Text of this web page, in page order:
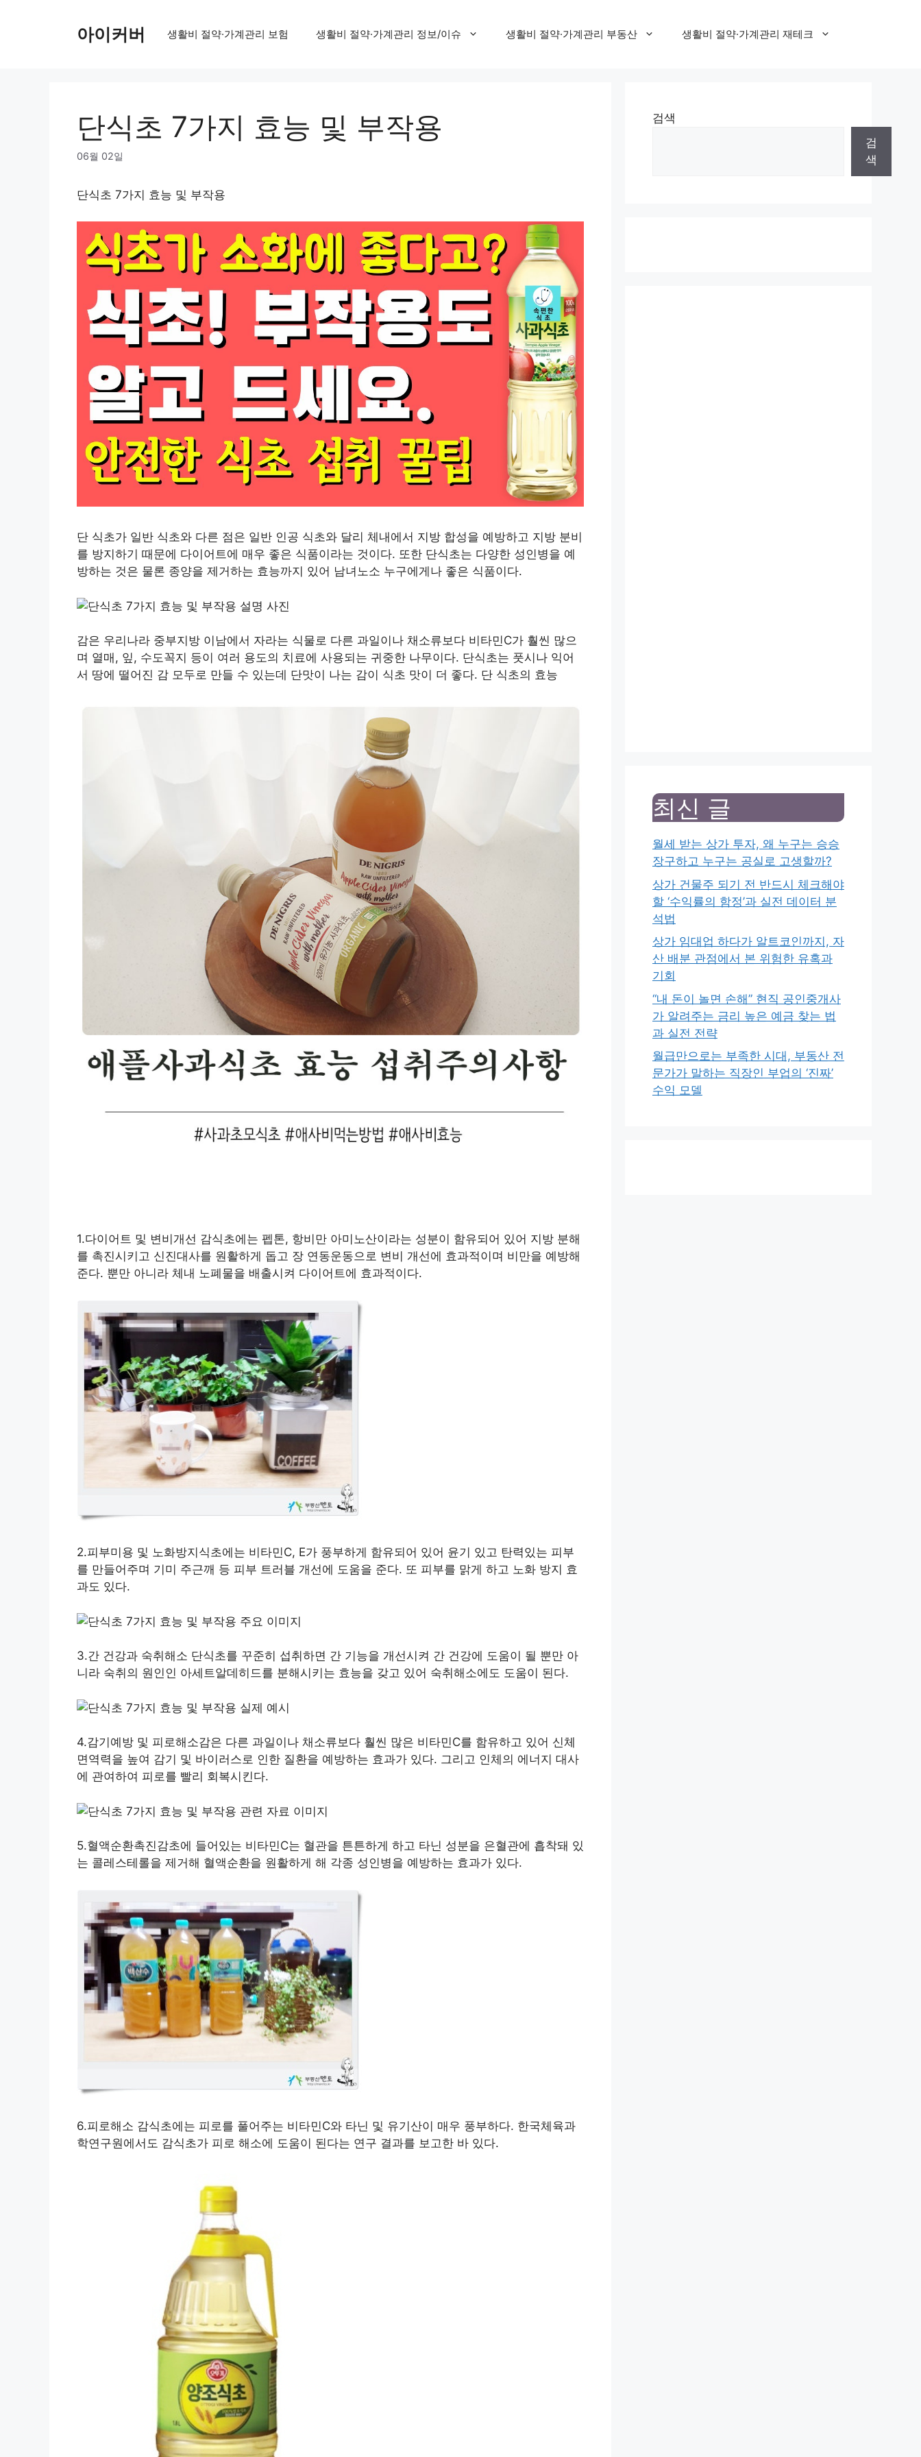
아이커버 생활비 절약·가계관리 보험 생활비 절약·가계관리 정보/이슈 생활비 절약·가계관리 부동산 생활비 절약·가계관리 재테크
단식초 7가지 효능 및 부작용
06월 02일
단식초 7가지 효능 및 부작용
단 식초가 일반 식초와 다른 점은 일반 인공 식초와 달리 체내에서 지방 합성을 예방하고 지방 분비
를 방지하기 때문에 다이어트에 매우 좋은 식품이라는 것이다. 또한 단식초는 다양한 성인병을 예
방하는 것은 물론 종양을 제거하는 효능까지 있어 남녀노소 누구에게나 좋은 식품이다.
감은 우리나라 중부지방 이남에서 자라는 식물로 다른 과일이나 채소류보다 비타민C가 훨씬 많으
며 열매, 잎, 수도꼭지 등이 여러 용도의 치료에 사용되는 귀중한 나무이다. 단식초는 풋시나 익어
서 땅에 떨어진 감 모두로 만들 수 있는데 단맛이 나는 감이 식초 맛이 더 좋다. 단 식초의 효능
1.다이어트 및 변비개선 감식초에는 펩톤, 항비만 아미노산이라는 성분이 함유되어 있어 지방 분해
를 촉진시키고 신진대사를 원활하게 돕고 장 연동운동으로 변비 개선에 효과적이며 비만을 예방해
준다. 뿐만 아니라 체내 노폐물을 배출시켜 다이어트에 효과적이다.
2.피부미용 및 노화방지식초에는 비타민C, E가 풍부하게 함유되어 있어 윤기 있고 탄력있는 피부
를 만들어주며 기미 주근깨 등 피부 트러블 개선에 도움을 준다. 또 피부를 맑게 하고 노화 방지 효
과도 있다.
3.간 건강과 숙취해소 단식초를 꾸준히 섭취하면 간 기능을 개선시켜 간 건강에 도움이 될 뿐만 아
니라 숙취의 원인인 아세트알데히드를 분해시키는 효능을 갖고 있어 숙취해소에도 도움이 된다.
4.감기예방 및 피로해소감은 다른 과일이나 채소류보다 훨씬 많은 비타민C를 함유하고 있어 신체
면역력을 높여 감기 및 바이러스로 인한 질환을 예방하는 효과가 있다. 그리고 인체의 에너지 대사
에 관여하여 피로를 빨리 회복시킨다.
5.혈액순환촉진감초에 들어있는 비타민C는 혈관을 튼튼하게 하고 타닌 성분을 은혈관에 흡착돼 있
는 콜레스테롤을 제거해 혈액순환을 원활하게 해 각종 성인병을 예방하는 효과가 있다.
6.피로해소 감식초에는 피로를 풀어주는 비타민C와 타닌 및 유기산이 매우 풍부하다. 한국체육과
학연구원에서도 감식초가 피로 해소에 도움이 된다는 연구 결과를 보고한 바 있다.
검색
검
색
최신 글
월세 받는 상가 투자, 왜 누구는 승승
장구하고 누구는 공실로 고생할까?
상가 건물주 되기 전 반드시 체크해야
할 ‘수익률의 함정’과 실전 데이터 분
석법
상가 임대업 하다가 알트코인까지, 자
산 배분 관점에서 본 위험한 유혹과
기회
“내 돈이 놀면 손해” 현직 공인중개사
가 알려주는 금리 높은 예금 찾는 법
과 실전 전략
월급만으로는 부족한 시대, 부동산 전
문가가 말하는 직장인 부업의 ‘진짜’
수익 모델